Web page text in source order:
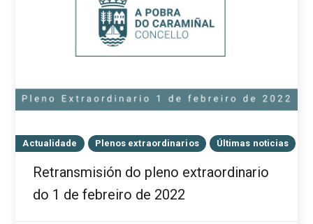
Actualidade Plenos extraordinarios Últimas noticias
Retransmisión do pleno extraordinario
do 1 de febreiro de 2022